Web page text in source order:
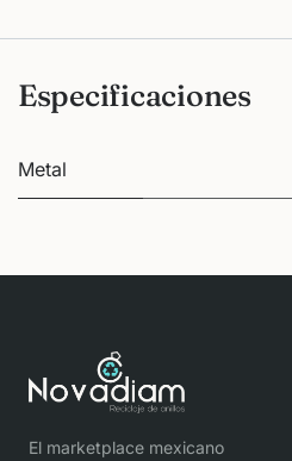
Especificaciones
Metal
El marketplace mexicano